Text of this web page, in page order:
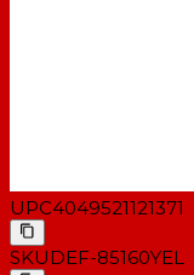
UPC4049521121371
SKUDEF-85160YEL